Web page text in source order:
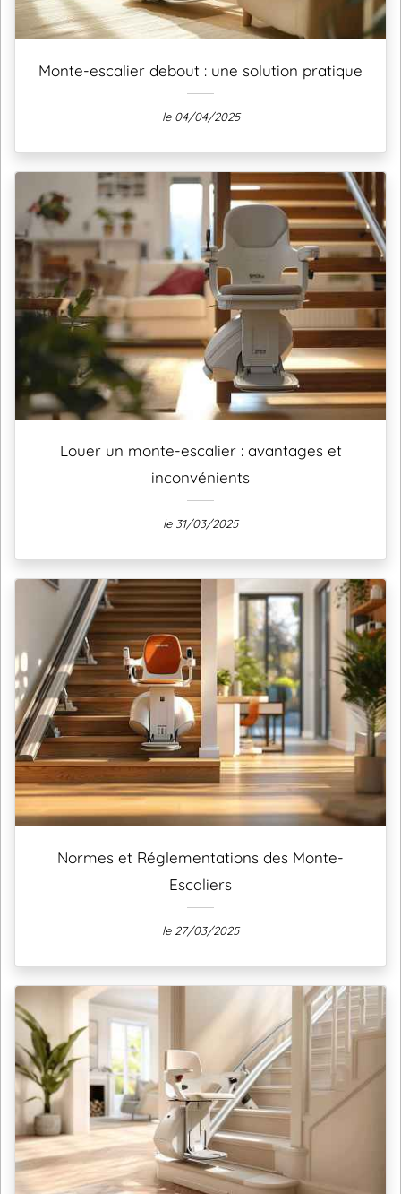
Monte-escalier debout : une solution pratique
le 04/04/2025
Louer un monte-escalier : avantages et
inconvénients
le 31/03/2025
Normes et Réglementations des Monte-
Escaliers
le 27/03/2025